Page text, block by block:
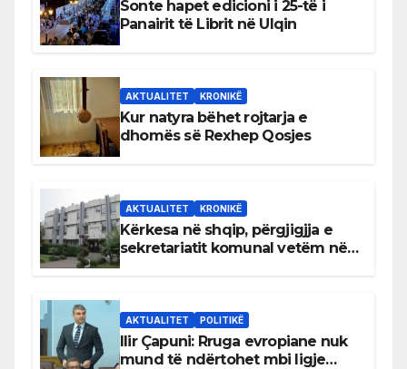
Sonte hapet edicioni i 25-të i
Panairit të Librit në Ulqin
AKTUALITET KRONIKË
Kur natyra bëhet rojtarja e
dhomës së Rexhep Qosjes
AKTUALITET KRONIKË
Kërkesa në shqip, përgjigjja e
sekretariatit komunal vetëm në
AKTUALITET POLITIKË
Ilir Çapuni: Rruga evropiane nuk
mund të ndërtohet mbi ligje